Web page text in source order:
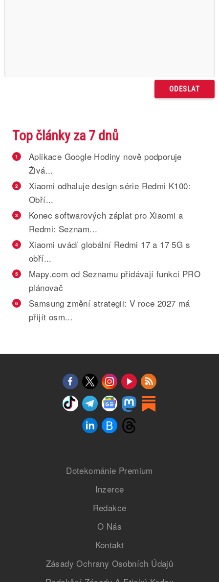
Top články za 7 dnů
1
Aplikace Google Hodiny nově podporuje
Živá...
2
Xiaomi odhaluje design série Redmi K100:
Obří...
3
Konec softwarových záplat pro Xiaomi a
Redmi: Seznam...
4
Xiaomi uvádí globální Redmi 17 a 17 5G s
obří...
5
Mapy.com od Seznamu přidávají funkci PRO
plánovač
6
Samsung změní strategii: V roce 2027 má
přijít osm...
Dotekománie Premium
Inzerce
Redakce
O Nás
Kontakt
Zásady Ochrany Osobních Údajů